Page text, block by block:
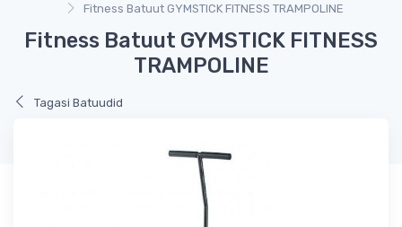
Fitness Batuut GYMSTICK FITNESS TRAMPOLINE
Fitness Batuut GYMSTICK FITNESS
TRAMPOLINE
Tagasi Batuudid